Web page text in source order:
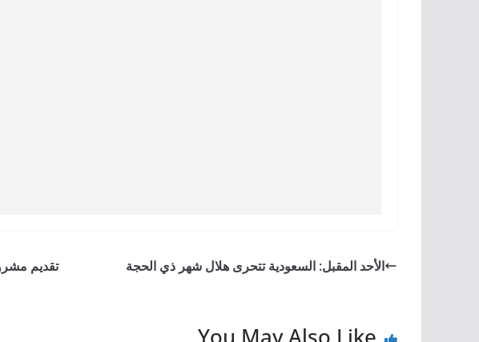
الأحد المقبل: السعودية تتحرى هلال شهر ذي الحجة
تقديم
You May Also Like